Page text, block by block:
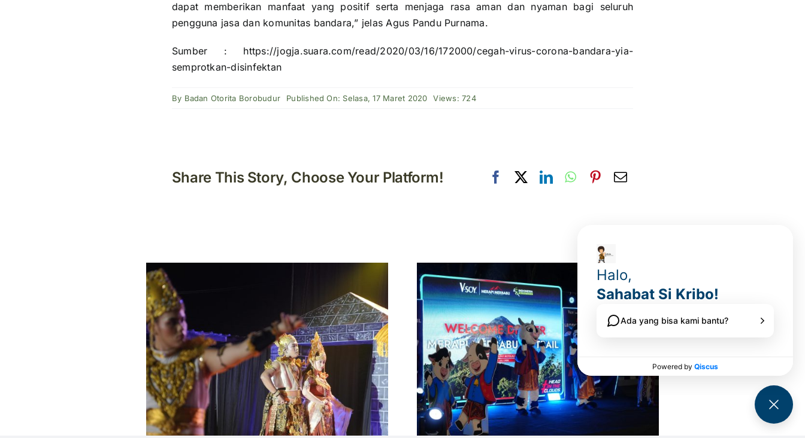
dapat memberikan manfaat yang positif serta menjaga rasa aman dan nyaman bagi seluruh
pengguna jasa dan komunitas bandara,” jelas Agus Pandu Purnama.
Sumber : https://jogja.suara.com/read/2020/03/16/172000/cegah-virus-corona-bandara-yia-
semprotkan-disinfektan
By Badan Otorita Borobudur Published On: Selasa, 17 Maret 2020 Views: 724
Share This Story, Choose Your Platform!